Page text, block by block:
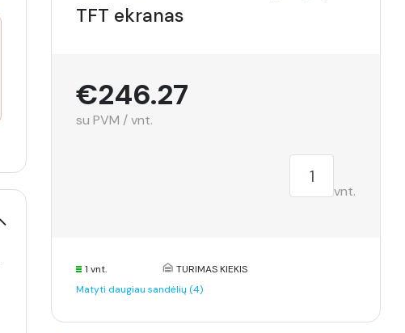
TFT ekranas
€246.27
su PVM / vnt.
vnt.
1 vnt.
TURIMAS KIEKIS
Matyti daugiau sandėlių (4)